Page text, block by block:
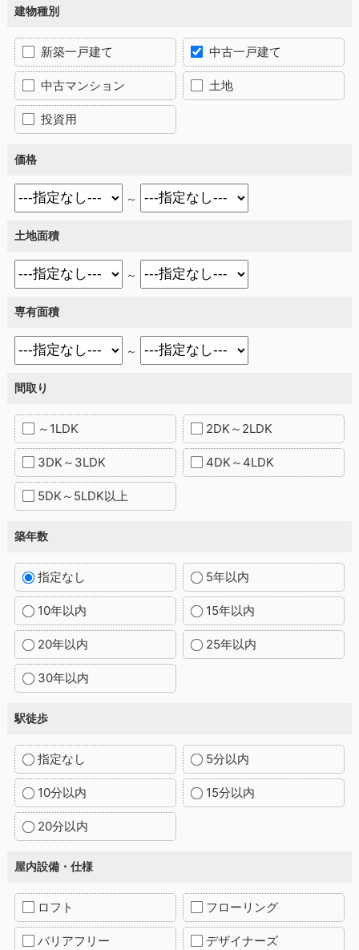
建物種別
新築一戸建て 中古一戸建て
中古マンション 土地
投資用
価格
～
土地面積
～
専有面積
～
間取り
～1LDK 2DK～2LDK
3DK～3LDK 4DK～4LDK
5DK～5LDK以上
築年数
指定なし 5年以内
10年以内 15年以内
20年以内 25年以内
30年以内
駅徒歩
指定なし 5分以内
10分以内 15分以内
20分以内
屋内設備・仕様
ロフト フローリング
バリアフリー デザイナーズ